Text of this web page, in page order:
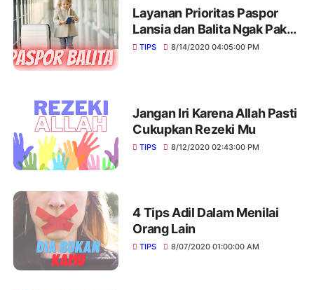
Layanan Prioritas Paspor
Lansia dan Balita Ngak Pakai
Antre
TIPS 8/14/2020 04:05:00 PM
Jangan Iri Karena Allah Pasti
Cukupkan Rezeki Mu
TIPS 8/12/2020 02:43:00 PM
4 Tips Adil Dalam Menilai
Orang Lain
TIPS 8/07/2020 01:00:00 AM